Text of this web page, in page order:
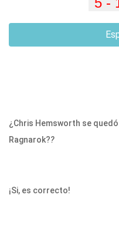
¿Chris Hemsworth se
Ragnarok??
¡Si, es correcto!